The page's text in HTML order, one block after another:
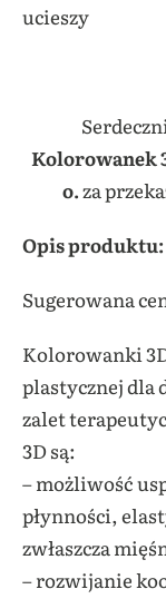
ucieszy
Kolorowanek
o.za
Opis produktu:
Sugerowana
Kolorowanki
plastycznej dla
zalet
3D są:
– możliwość
płynności,
zwłaszcza
– rozwijanie